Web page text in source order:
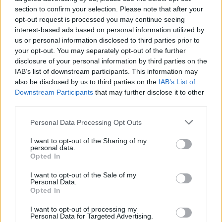
section to confirm your selection. Please note that after your
opt-out request is processed you may continue seeing
interest-based ads based on personal information utilized by
us or personal information disclosed to third parties prior to
your opt-out. You may separately opt-out of the further
disclosure of your personal information by third parties on the
IAB’s list of downstream participants. This information may
also be disclosed by us to third parties on the IAB’s List of
Downstream Participants that may further disclose it to other
Personal Data Processing Opt Outs
I want to opt-out of the Sharing of my
personal data.
Opted In
I want to opt-out of the Sale of my
Personal Data.
Opted In
I want to opt-out of processing my
Personal Data for Targeted Advertising.
ancora sulle loro micidiali palle inattive, un vero e proprio
pericolo per tutti gli avversari. Ecco dove seguire il match e
le probabili formazioni:
Dove vederla
Il match chiuderà la giornata di Premier League giovedì 12
febbraio, alle 21:00. La diretta tv sarà offerta da Sky Sport,
mentre quella streaming da SkyGo e NOW. Ecco le
probabili formazioni:
Brentford: (4-2-3-1): Kelleher; Kayode, Collins, Van den
Potter; Igor Thiago. All. Andrews.
Arsenal (4-2-3-1): Raya; Timber, Gabriel, Saliba, Calafiori;
Rice, Zubimendi; Madueke, Odegaard, Trossard;